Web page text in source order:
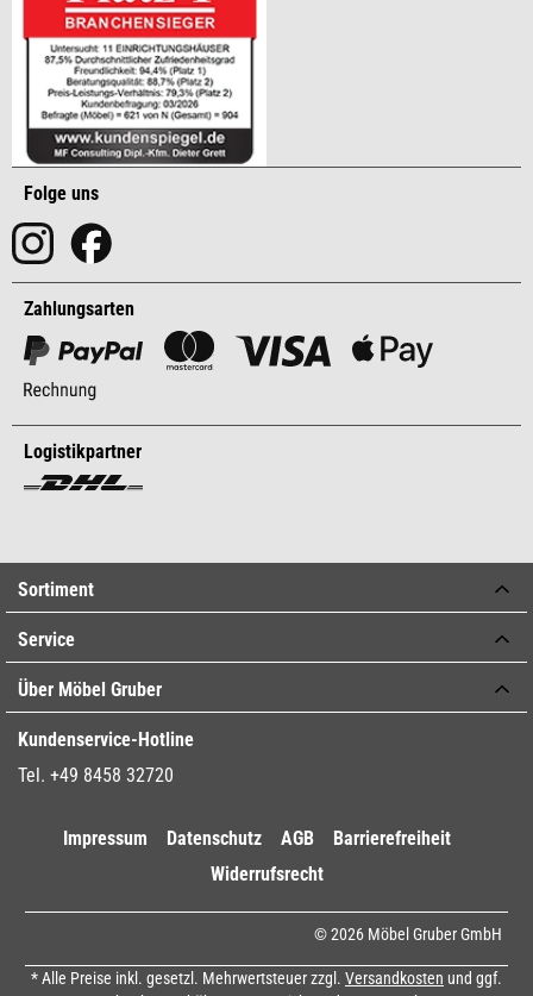
Folge uns
Zahlungsarten
Logistikpartner
Sortiment
Service
Über Möbel Gruber
Kundenservice-Hotline
Tel. +49 8458 32720
Impressum Datenschutz AGB
Barrierefreiheit
Widerrufsrecht
© 2026 Möbel Gruber GmbH
* Alle Preise inkl. gesetzl. Mehrwertsteuer zzgl. Versandkosten und ggf.